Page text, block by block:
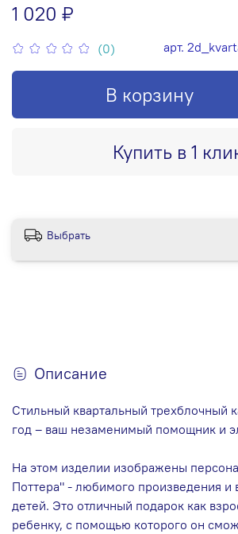
(0) арт.
1 020 ₽
В корзину
Купить в 1
Выбрать
Описание
Стильный квартальный трехблочный
год – ваш незаменимый помощник и
На этом изделии изображены
Поттера" - любимого произведения и
детей. Это отличный подарок как
ребенку, с помощью которого он